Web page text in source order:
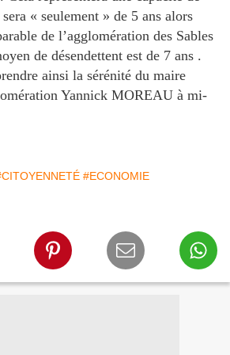
« seulement » de 5 ans alors
de l’agglomération des Sables
de désendettent est de 7 ans .
ainsi la sérénité du maire
Yannick MOREAU à mi-
#ECONOMIE